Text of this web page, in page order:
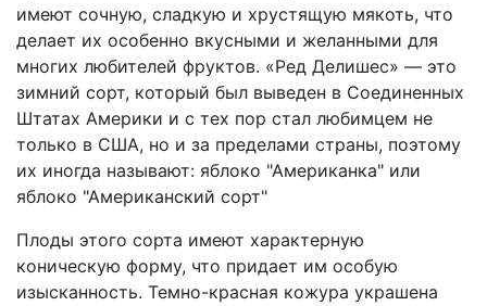
имеют сочную, сладкую и хрустящую мякоть, что
делает их особенно вкусными и желанными для
многих любителей фруктов. «Ред Делишес» — это
зимний сорт, который был выведен в Соединенных
Штатах Америки и с тех пор стал любимцем не
только в США, но и за пределами страны, поэтому
их иногда называют: яблоко "Американка" или
яблоко "Американский сорт"
Плоды этого сорта имеют характерную
коническую форму, что придает им особую
изысканность. Темно-красная кожура украшена